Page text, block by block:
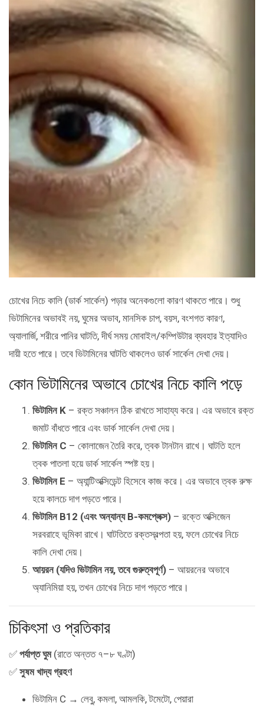
চোখের নিচে কালি (ডার্ক সার্কেল) পড়ার অনেকগুলো কারণ থাকতে পারে। শুধু
ভিটামিনের অভাবই নয়, ঘুমের অভাব, মানসিক চাপ, বয়স, বংশগত কারণ,
অ্যালার্জি, শরীরে পানির ঘাটতি, দীর্ঘ সময় মোবাইল/কম্পিউটার ব্যবহার ইত্যাদিও
দায়ী হতে পারে। তবে ভিটামিনের ঘাটতি থাকলেও ডার্ক সার্কেল দেখা দেয়।
কোন ভিটামিনের অভাবে চোখের নিচে কালি পড়ে
ভিটামিন K – রক্ত সঞ্চালন ঠিক রাখতে সাহায্য করে। এর অভাবে রক্ত
জমাট বাঁধতে পারে এবং ডার্ক সার্কেল দেখা দেয়।
ভিটামিন C – কোলাজেন তৈরি করে, ত্বক টানটান রাখে। ঘাটতি হলে
ত্বক পাতলা হয়ে ডার্ক সার্কেল স্পষ্ট হয়।
ভিটামিন E – অ্যান্টিঅক্সিডেন্ট হিসেবে কাজ করে। এর অভাবে ত্বক রুক্ষ
হয়ে কালচে দাগ পড়তে পারে।
ভিটামিন B12 (এবং অন্যান্য B-কমপ্লেক্স) – রক্তে অক্সিজেন
সরবরাহে ভূমিকা রাখে। ঘাটতিতে রক্তস্বল্পতা হয়, ফলে চোখের নিচে
কালি দেখা দেয়।
আয়রন (যদিও ভিটামিন নয়, তবে গুরুত্বপূর্ণ) – আয়রনের অভাবে
অ্যানিমিয়া হয়, তখন চোখের নিচে দাগ পড়তে পারে।
চিকিৎসা ও প্রতিকার
✅ পর্যাপ্ত ঘুম(রাতে অন্তত ৭–৮ ঘণ্টা)
✅ সুষম খাদ্য গ্রহণ
ভিটামিন C → লেবু, কমলা, আমলকি, টমেটো, পেয়ারা